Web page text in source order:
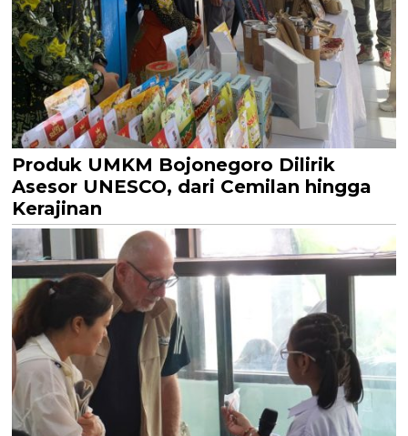
Produk UMKM Bojonegoro Dilirik
Asesor UNESCO, dari Cemilan hingga
Kerajinan